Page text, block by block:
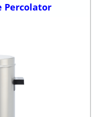
Percolator